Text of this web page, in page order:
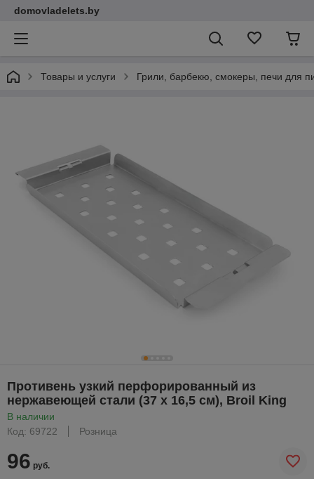
domovladelets.by
Товары и услуги Грили, барбекю, смокеры, печи для
Противень узкий перфорированный из
нержавеющей стали (37 х 16,5 см), Broil King
В наличии
Код: 69722
Розница
96 руб.